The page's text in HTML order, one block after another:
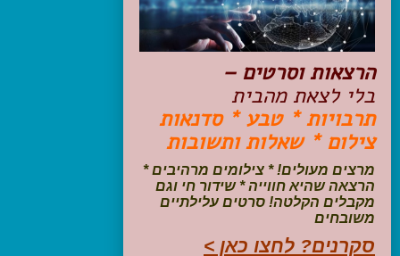
יעדים
טיולים בישראל
מלונות בוטיק בישראל
טיפים והמלצות
הכנות לנסיעה
טיולי ג'יפים
טיולים עם ילדים
שייט, הפלגות, קרוזים
דיגיטל
עקבו אחרינו בפייסבוק
הרצאות וסרטים –
בלי לצאת מהבית
תרבויות * טבע * סדנאות
צילום * שאלות ותשובות
מרצים מעולים! * צילומים מרהיבים *
הרצאה שהיא חווייה * שידור חי וגם
מקבלים הקלטה! סרטים עלילתיים
משובחים
סקרנים? לחצו כאן >